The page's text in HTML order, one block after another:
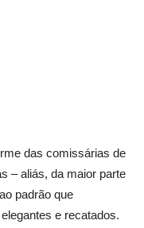
das comissárias de
– aliás, da maior parte
padrão que
e recatados.